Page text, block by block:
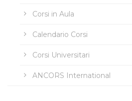
Corsi in Aula
Calendario Corsi
Corsi Universitari
ANCORS International